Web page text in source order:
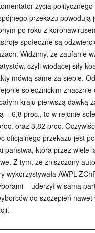
życia politycznego
przekazu powodują
po roku z
społeczne są
Widzimy, że zaufanie
czyli wiodącej siły
mówią same za siebie.
solecznickim znacznie
kraju pierwszą dawką
– 6,8 proc., to w rejonie
oraz 3,82 proc.
oficjalnego przekazu jest
państwa, która przez wiele
Z tym, że zniszczony
wykorzystywała AWPL-
– uderzył w samą
do szczepień nawet